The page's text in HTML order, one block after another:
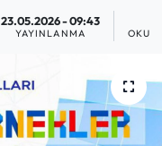
23.05.2026 - 09:43
YAYINLANMA